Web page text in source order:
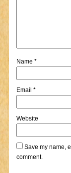
Name *
Email *
Website
Save my name,
comment.